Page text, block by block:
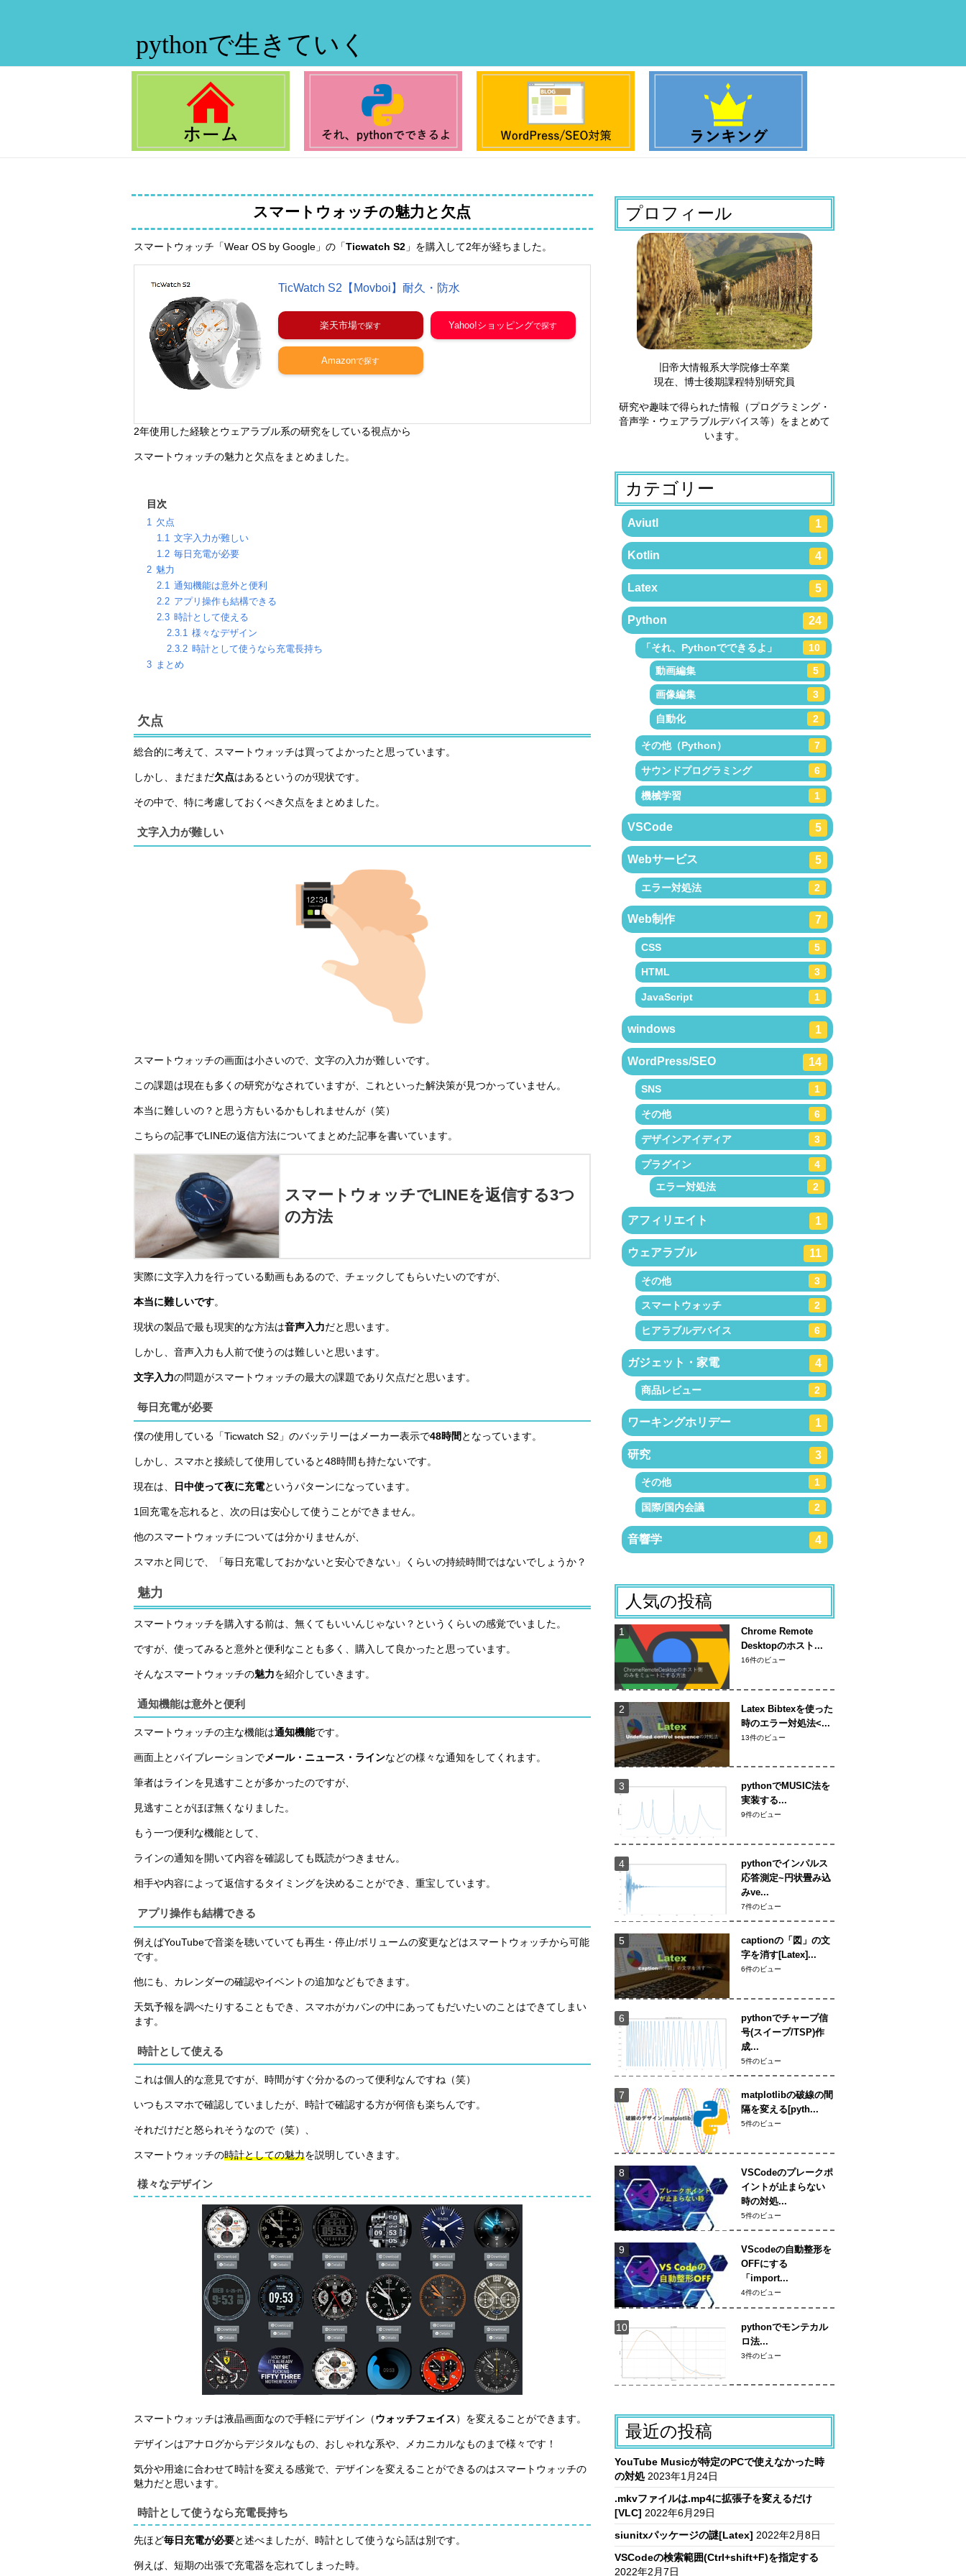
pythonで生きていく
スマートウォッチの魅力と欠点
スマートウォッチ「Wear OS by Google」の「Ticwatch S2 」を購入して2年が経ちました。
TicWatch S2【Movboi】耐久・防水
楽天市場 Yahoo!ショッピング
Amazon
2年使用した経験とウェアラブル系の研究をしている視点から
スマートウォッチの魅力と欠点をまとめました。
目次
1 欠点
1.1 文字入力が難しい
1.2 毎日充電が必要
2 魅力
2.1 通知機能は意外と便利
2.2 アプリ操作も結構できる
2.3 時計として使える
2.3.1 様々なデザイン
2.3.2 時計として使うなら充電長持ち
3 まとめ
欠点
総合的に考えて、スマートウォッチは買ってよかったと思っています。
しかし、まだまだ欠点はあるというのが現状です。
その中で、特に考慮しておくべき欠点をまとめました。
文字入力が難しい
スマートウォッチの画面は小さいので、文字の入力が難しいです。
この課題は現在も多くの研究がなされていますが、これといった解決策が見つかっていません。
本当に難しいの？と思う方もいるかもしれませんが（笑）
こちらの記事でLINEの返信方法についてまとめた記事を書いています。
スマートウォッチでLINEを返信する3つ
の方法
実際に文字入力を行っている動画もあるので、チェックしてもらいたいのですが、
本当に難しいです。
現状の製品で最も現実的な方法は音声入力だと思います。
しかし、音声入力も人前で使うのは難しいと思います。
文字入力の問題がスマートウォッチの最大の課題であり欠点だと思います。
毎日充電が必要
僕の使用している「Ticwatch S2」のバッテリーはメーカー表示で48時間 となっています。
しかし、スマホと接続して使用していると48時間も持たないです。
現在は、 日中使って夜に充電というパターンになっています。
1回充電を忘れると、次の日は安心して使うことができません。
他のスマートウォッチについては分かりませんが、
スマホと同じで、「毎日充電しておかないと安心できない」くらいの持続時間ではないでしょうか？
魅力
スマートウォッチを購入する前は、無くてもいいんじゃない？というくらいの感覚でいました。
ですが、使ってみると意外と便利なことも多く、購入して良かったと思っています。
そんなスマートウォッチの魅力を紹介していきます。
通知機能は意外と便利
スマートウォッチの主な機能は通知機能です。
画面上とバイブレーションでメール・ニュース・ラインなどの様々な通知をしてくれます。
筆者はラインを見逃すことが多かったのですが、
見逃すことがほぼ無くなりました。
もう一つ便利な機能として、
ラインの通知を開いて内容を確認しても既読がつきません。
相手や内容によって返信するタイミングを決めることができ、重宝しています。
アプリ操作も結構できる
例えばYouTubeで音楽を聴いていても再生・停止/ボリュームの変更などはスマートウォッチから可能
です。
他にも、カレンダーの確認やイベントの追加などもできます。
天気予報を調べたりすることもでき、スマホがカバンの中にあってもだいたいのことはできてしまい
ます。
時計として使える
これは個人的な意見ですが、時間がすぐ分かるのって便利なんですね（笑）
いつもスマホで確認していましたが、時計で確認する方が何倍も楽ちんです。
それだけだと怒られそうなので（笑）、
スマートウォッチの時計としての魅力を説明していきます。
様々なデザイン
スマートウォッチは液晶画面なので手軽にデザイン（ウォッチフェイス）を変えることができます。
デザインはアナログからデジタルなもの、おしゃれな系や、メカニカルなものまで様々です！
気分や用途に合わせて時計を変える感覚で、デザインを変えることができるのはスマートウォッチの
魅力だと思います。
時計として使うなら充電長持ち
先ほど毎日充電が必要と述べましたが、時計として使うなら話は別です。
例えば、短期の出張で充電器を忘れてしまった時。
プロフィール
旧帝大情報系大学院修士卒業
現在、博士後期課程特別研究員
研究や趣味で得られた情報（プログラミング・
音声学・ウェアラブルデバイス等）をまとめて
います。
カテゴリー
Aviutl 1
Kotlin 4
Latex 5
Python 24
「それ、Pythonでできるよ」
10
動画編集
5
画像編集 3
自動化 2
その他（Python） 7
サウンドプログラミング 6
機械学習 1
VSCode 5
Webサービス 5
エラー対処法 2
Web制作 7
CSS 5
HTML 3
JavaScript 1
windows 1
WordPress/SEO 14
SNS 1
その他 6
デザインアイディア 3
プラグイン
4
エラー対処法
2
アフィリエイト 1
ウェアラブル 11
その他 3
スマートウォッチ 2
ヒアラブルデバイス 6
ガジェット・家電 4
商品レビュー 2
ワーキングホリデー 1
研究 3
その他 1
国際/国内会議 2
音響学 4
人気の投稿
Chrome Remote
Desktopのホスト...
16件のビュー
Latex Bibtexを使った
時のエラー対処法<...
13件のビュー
pythonでMUSIC法を
実装する...
9件のビュー
pythonでインパルス
応答測定~円状畳み込
みve...
7件のビュー
captionの「図」の文
字を消す[Latex]...
6件のビュー
pythonでチャープ信
号(スイープ/TSP)作
成...
5件のビュー
matplotlibの破線の間
隔を変える[pyth...
5件のビュー
VSCodeのプレークポ
イントが止まらない
時の対処...
5件のビュー
VScodeの自動整形を
OFFにする
「import...
4件のビュー
pythonでモンテカル
ロ法...
3件のビュー
最近の投稿
YouTube Musicが特定のPCで使えなかった時
の対処 2023年1月24日
.mkvファイルは.mp4に拡張子を変えるだけ
[VLC] 2022年6月29日
siunitxパッケージの謎[Latex] 2022年2月8日
VSCodeの検索範囲(Ctrl+shift+F)を指定する
2022年2月7日